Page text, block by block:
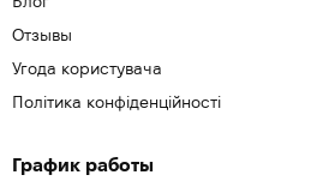
Отзывы
Угода користувача
Політика конфіденційності
График работы